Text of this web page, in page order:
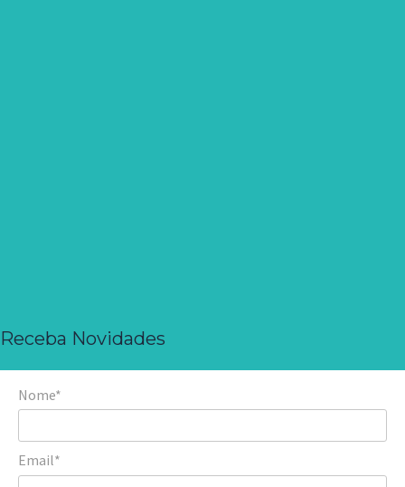
Receba Novidades
Nome*
Email*